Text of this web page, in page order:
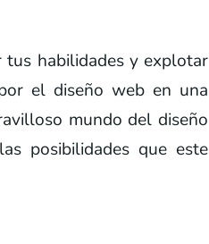
tus habilidades y explotar
el diseño web en una
mundo del diseño
posibilidades que este